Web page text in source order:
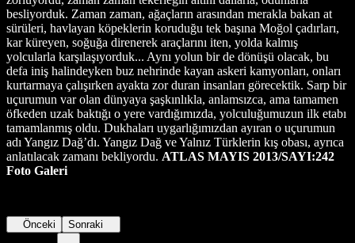
ATLAS MAYIS 2013/SAYI:242
Foto Galeri
Önceki Sonraki